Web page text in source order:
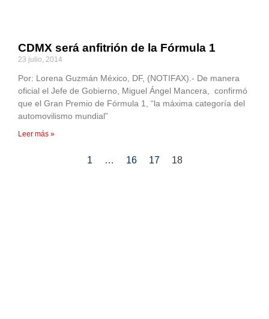
CDMX será anfitrión de la Fórmula 1
23 julio, 2014
Por: Lorena Guzmán México, DF, (NOTIFAX).- De manera
oficial el Jefe de Gobierno, Miguel Ángel Mancera, confirmó
que el Gran Premio de Fórmula 1, “la máxima categoría del
automovilismo mundial”
Leer más »
1 … 16 17 18